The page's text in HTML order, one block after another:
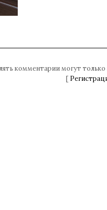
комментарии могут
[